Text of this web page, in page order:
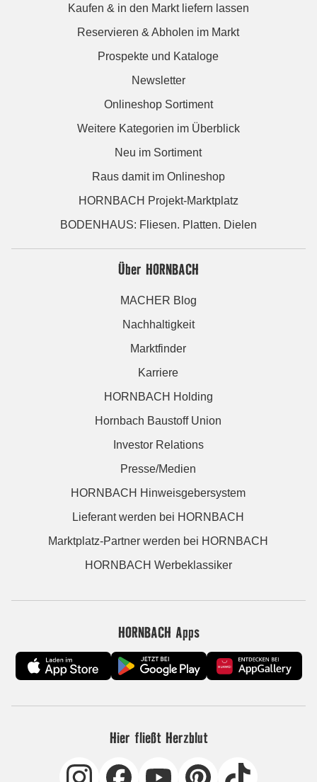
Kaufen & in den Markt liefern lassen
Reservieren & Abholen im Markt
Prospekte und Kataloge
Newsletter
Onlineshop Sortiment
Weitere Kategorien im Überblick
Neu im Sortiment
Raus damit im Onlineshop
HORNBACH Projekt-Marktplatz
BODENHAUS: Fliesen. Platten. Dielen
Über HORNBACH
MACHER Blog
Nachhaltigkeit
Marktfinder
Karriere
HORNBACH Holding
Hornbach Baustoff Union
Investor Relations
Presse/Medien
HORNBACH Hinweisgebersystem
Lieferant werden bei HORNBACH
Marktplatz-Partner werden bei HORNBACH
HORNBACH Werbeklassiker
HORNBACH Apps
Hier fließt Herzblut